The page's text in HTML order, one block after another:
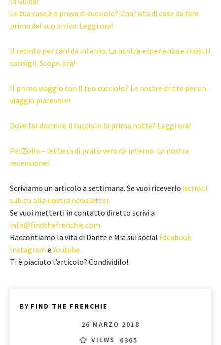
La tua casa è a prova di cucciolo? Una lista di cose da fare
prima del suo arrivo. Leggi ora!
Il recinto per cani da interno. La nostra esperienza e i nostri
consigli. Scopri ora!
Il primo viaggio con il tuo cucciolo? Le nostre dritte per un
viaggio piacevole!
Dove far dormire il cucciolo la prima notte? Leggi ora!
PetZolla – lettiera di prato vero da interno. La nostra
recensione!
Scriviamo un articolo a settimana. Se vuoi riceverlo iscriviti
subito alla nostra newsletter.
Se vuoi metterti in contatto diretto scrivi a
info@findthefrenchie.com
Raccontiamo la vita di Dante e Mia sui social Facebook
Instagram eYoutube
Ti è piaciuto l’articolo? Condividilo!
BY FIND THE FRENCHIE
26 MARZO 2018
VIEWS
6365